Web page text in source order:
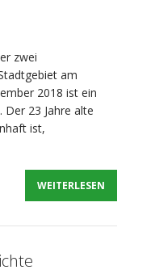
zwei
am
2018 ist ein
23 Jahre alte
ist,
WEITERLESEN